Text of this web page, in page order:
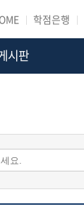
학점은행
시판